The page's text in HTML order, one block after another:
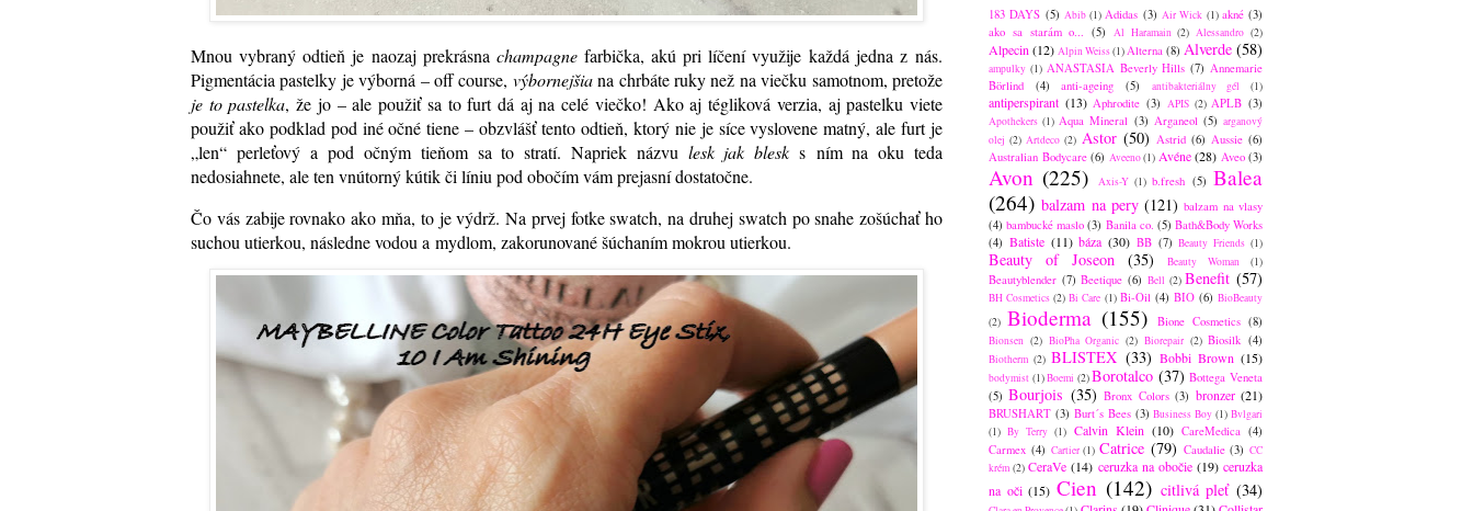
Mnou vybraný odtieň je naozaj prekrásna champagnefarbička, akú pri líčení využije každá jedna z nás.
Pigmentácia pastelky je výborná – off course, výbornejšiana chrbáte ruky než na viečku samotnom, pretože
je to pastelka, že jo – ale použiť sa to furt dá aj na celé viečko! Ako aj tégliková verzia, aj pastelku viete
použiť ako podklad pod iné očné tiene – obzvlášť tento odtieň, ktorý nie je síce vyslovene matný, ale furt je
„len“ perleťový a pod očným tieňom sa to stratí. Napriek názvu lesk jak blesk s ním na oku teda
nedosiahnete, ale ten vnútorný kútik či líniu pod obočím vám prejasní dostatočne.
Čo vás zabije rovnako ako mňa, to je výdrž. Na prvej fotke swatch, na druhej swatch po snahe zošúchať ho
suchou utierkou, následne vodou a mydlom, zakorunované šúchaním mokrou utierkou.
183 DAYS (5) Abib (1) Adidas (3) Air Wick (1) akné (3)
ako sa starám o...
(5) Al Haramain (2) Alessandro (2)
Alpecin (12) Alpin Weiss(1) Alterna (8) Alverde (58)
ampulky (1) ANASTASIA Beverly Hills (7) Annemarie
Börlind
(4) anti-ageing (5) antibakteriálny gél (1)
antiperspirant (13) Aphrodite (3) APIS (2) APLB (3)
Apothekers (1) Aqua Mineral (3) Arganeol (5) arganový
olej (2) Artdeco (2) Astor (50) Astrid (6) Aussie (6)
Australian Bodycare (6) Aveeno(1) Avéne (28) Aveo (3)
Avon (225) Axis-Y (1) b.fresh (5) Balea
(264) balzam na pery (121) balzam na vlasy
(4) bambucké maslo (3) Banila co. (5) Bath&Body Works
(4) Batiste (11) báza (30) BB (7) Beauty Friends (1)
Beauty of Joseon (35) Beauty Woman (1)
Beautyblender (7) Beetique (6) Bell (2) Benefit (57)
BH Cosmetics (2) Bi Care (1) Bi-Oil (4) BIO (6) BioBeauty
(2) Bioderma (155) Bione Cosmetics (8)
Bionsen (2) BioPha Organic (2) Biorepair (2) Biosilk (4)
Biotherm (2) BLISTEX (33) Bobbi Brown (15)
bodymist (1)Boemi (2)Borotalco (37) Bottega Veneta
(5) Bourjois (35) Bronx Colors (3) bronzer (21)
BRUSHART (3) Burt´s Bees (3) Business Boy (1) Bvlgari
(1) By Terry (1) Calvin Klein (10) CareMedica (4)
Carmex (4) Cartier (1) Catrice (79) Caudalie (3) CC
krém (2) CeraVe (14) ceruzka na obočie (19) ceruzka
na oči (15) Cien (142) citlivá pleť (34)